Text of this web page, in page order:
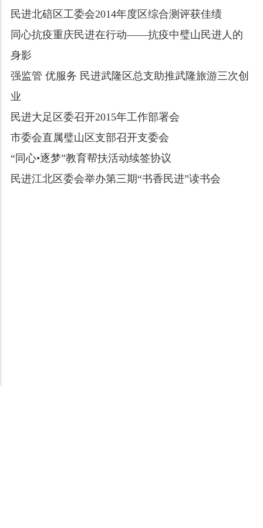
民进北碚区工委会2014年度区综合测评获佳绩
同心抗疫重庆民进在行动——抗疫中璧山民进人的
身影
强监管 优服务 民进武隆区总支助推武隆旅游三次创
业
民进大足区委召开2015年工作部署会
市委会直属璧山区支部召开支委会
“同心•逐梦”教育帮扶活动续签协议
民进江北区委会举办第三期“书香民进”读书会